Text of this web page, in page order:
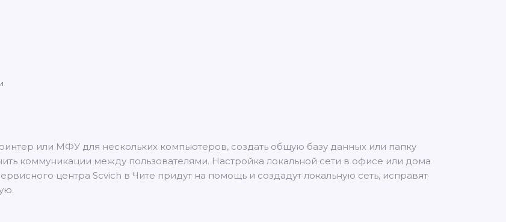
или МФУ для нескольких компьютеров, создать общую базу данных или папку
коммуникации между пользователями. Настройка локальной сети в офисе или дома
центра Scvich в Чите придут на помощь и создадут локальную сеть, исправят